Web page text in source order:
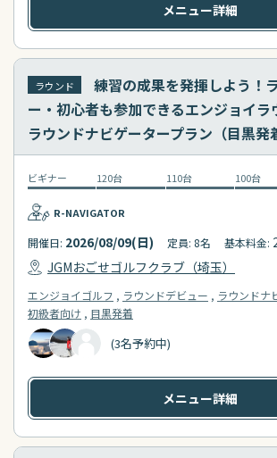
メニュー詳細
ラウンド
練習の成果を発揮しよう！
ー・初心者も参加できるエンジョイラ
ラウンドナビゲータープラン（目黒発
ビギナー 120台 110台 100台
R-NAVIGATOR
開催日: 2026/08/09(日) 定員: 8名 基本料金:
JGMおごせゴルフクラブ（埼玉）
エンジョイゴルフ ラウンドデビュー
ラウンドナ
初級者向け
目黒発着
(3名予約中)
メニュー詳細